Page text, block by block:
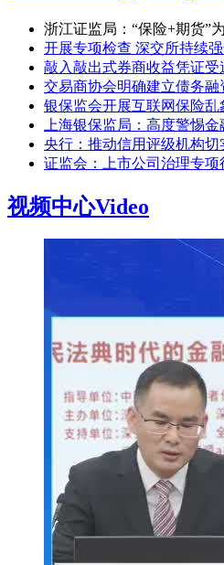
浙江证监局：“保险+期货”
开展专项检查 深交所持续
敲入敲出式券商收益凭证
交易商协会明确建立债务融
银保监会开展互联网保险乱
上海银保监局：高度警惕
央行：推动信用评级机构切
证监会：上市公司治理专
视频中心Video